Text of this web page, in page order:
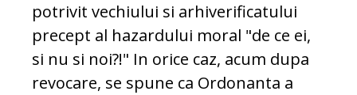
potrivit vechiului si arhiverificatului
precept al hazardului moral "de ce ei,
si nu si noi?!" In orice caz, acum dupa
revocare, se spune ca Ordonanta a